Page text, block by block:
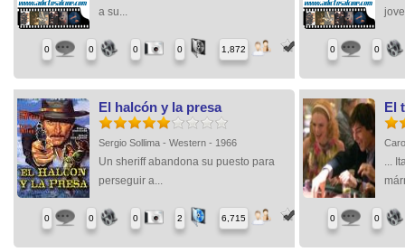
a su...
0 0 0 0 1,872 0 0
El halcón y la presa
Sergio Sollima - Western - 1966
Un sheriff abandona su puesto para
perseguir a...
0 0 0 2 6,715
El
...
0 0